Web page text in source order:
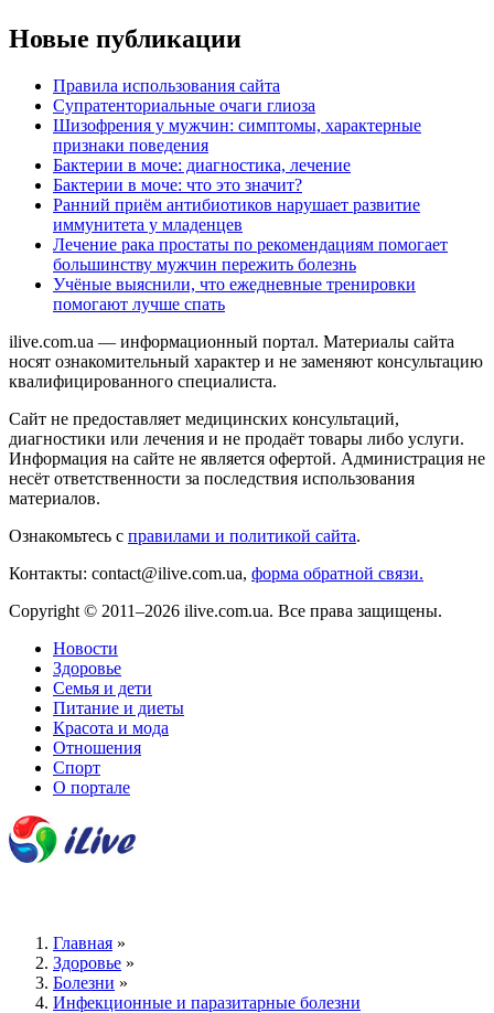
Новые публикации
Правила использования сайта
Супратенториальные очаги глиоза
Шизофрения у мужчин: симптомы, характерные
признаки поведения
Бактерии в моче: диагностика, лечение
Бактерии в моче: что это значит?
Ранний приём антибиотиков нарушает развитие
иммунитета у младенцев
Лечение рака простаты по рекомендациям помогает
большинству мужчин пережить болезнь
Учёные выяснили, что ежедневные тренировки
помогают лучше спать
ilive.com.ua — информационный портал. Материалы сайта
носят ознакомительный характер и не заменяют консультацию
квалифицированного специалиста.
Сайт не предоставляет медицинских консультаций,
диагностики или лечения и не продаёт товары либо услуги.
Информация на сайте не является офертой. Администрация не
несёт ответственности за последствия использования
материалов.
Ознакомьтесь с правилами и политикой сайта.
Контакты: contact@ilive.com.ua, форма обратной связи.
Copyright © 2011–2026 ilive.com.ua. Все права защищены.
Новости
Здоровье
Семья и дети
Питание и диеты
Красота и мода
Отношения
Спорт
О портале
Главная »
Здоровье »
Болезни »
Инфекционные и паразитарные болезни